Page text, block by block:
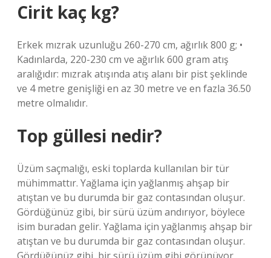
Cirit kaç kg?
Erkek mızrak uzunluğu 260-270 cm, ağırlık 800 g; •
Kadınlarda, 220-230 cm ve ağırlık 600 gram atış
aralığıdır: mızrak atışında atış alanı bir pist şeklinde
ve 4 metre genişliği en az 30 metre ve en fazla 36.50
metre olmalıdır.
Top güllesi nedir?
Üzüm saçmalığı, eski toplarda kullanılan bir tür
mühimmattır. Yağlama için yağlanmış ahşap bir
atıştan ve bu durumda bir gaz contasından oluşur.
Gördüğünüz gibi, bir sürü üzüm andırıyor, böylece
isim buradan gelir. Yağlama için yağlanmış ahşap bir
atıştan ve bu durumda bir gaz contasından oluşur.